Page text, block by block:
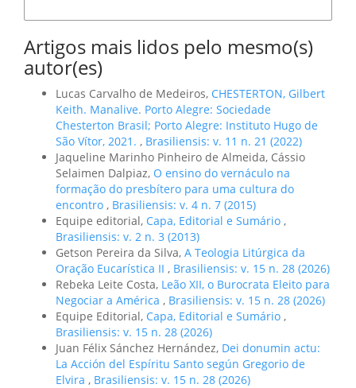
Artigos mais lidos pelo mesmo(s)
autor(es)
Lucas Carvalho de Medeiros, CHESTERTON, Gilbert
Keith. Manalive. Porto Alegre: Sociedade
Chesterton Brasil; Porto Alegre: Instituto Hugo de
São Vítor, 2021. , Brasiliensis: v. 11 n. 21 (2022)
Jaqueline Marinho Pinheiro de Almeida, Cássio
Selaimen Dalpiaz, O ensino do vernáculo na
formação do presbítero para uma cultura do
encontro , Brasiliensis: v. 4 n. 7 (2015)
Equipe editorial, Capa, Editorial e Sumário ,
Brasiliensis: v. 2 n. 3 (2013)
Getson Pereira da Silva, A Teologia Litúrgica da
Oração Eucarística II , Brasiliensis: v. 15 n. 28 (2026)
Rebeka Leite Costa, Leão XII, o Burocrata Eleito para
Negociar a América , Brasiliensis: v. 15 n. 28 (2026)
Equipe Editorial, Capa, Editorial e Sumário ,
Brasiliensis: v. 15 n. 28 (2026)
Juan Félix Sánchez Hernández, Dei donumin actu:
La Acción del Espíritu Santo según Gregorio de
Elvira , Brasiliensis: v. 15 n. 28 (2026)